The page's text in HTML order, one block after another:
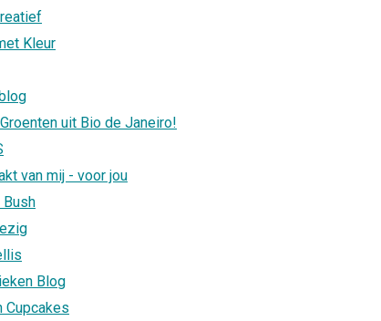
Kleur
uit Bio de Janeiro!
van mij - voor jou
Blog
Cupcakes